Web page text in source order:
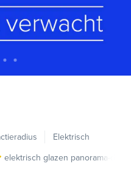
Elektrisch
elektrisch glazen panorama-dak